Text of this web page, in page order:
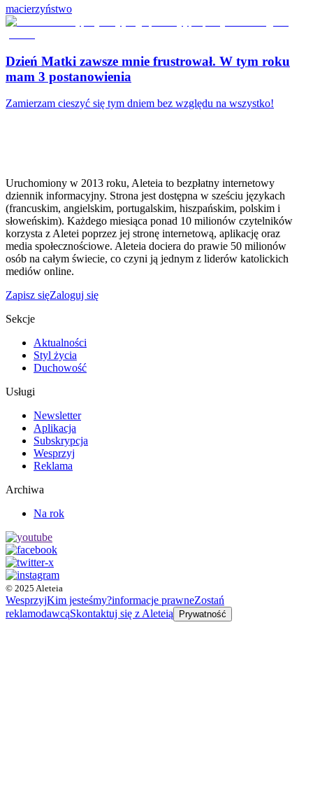
macierzyństwo
Dzień Matki zawsze mnie frustrował. W tym roku
mam 3 postanowienia
Zamierzam cieszyć się tym dniem bez względu na wszystko!
Uruchomiony w 2013 roku, Aleteia to bezpłatny internetowy
dziennik informacyjny. Strona jest dostępna w sześciu językach
(francuskim, angielskim, portugalskim, hiszpańskim, polskim i
słoweńskim). Każdego miesiąca ponad 10 milionów czytelników
korzysta z Aletei poprzez jej stronę internetową, aplikację oraz
media społecznościowe. Aleteia dociera do prawie 50 milionów
osób na całym świecie, co czyni ją jednym z liderów katolickich
mediów online.
Zapisz sięZaloguj się
Sekcje
Aktualności
Styl życia
Duchowość
Usługi
Newsletter
Aplikacja
Subskrypcja
Wesprzyj
Reklama
Archiwa
Na rok
© 2025 Aleteia
WesprzyjKim jesteśmy?informacje prawneZostań
reklamodawcąSkontaktuj się z Aleteią Prywatność